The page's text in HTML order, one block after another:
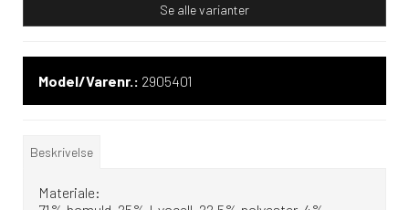
Se alle varianter
Model/Varenr.: 2905401
Beskrivelse
Materiale: